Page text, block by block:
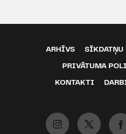
ARHĪVS
PRIVĀTUMA
KONTAKTI